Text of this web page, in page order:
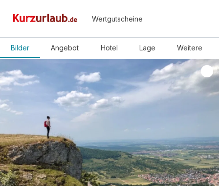
Wertgutscheine
Bilder Angebot Hotel Lage Weitere